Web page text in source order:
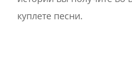
куплете песни.